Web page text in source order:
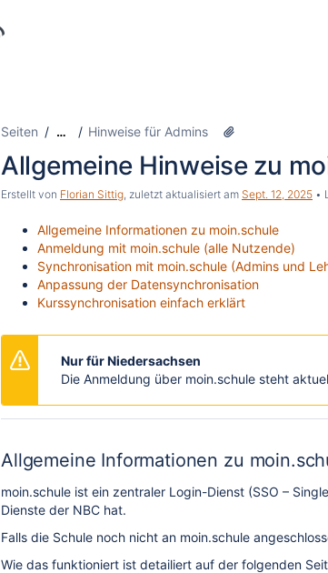
Seiten … Hinweise für Admins
Allgemeine Hinweise zu
Erstellt von Florian Sittig, zuletzt aktualisiert am Sept. 12, 2025
Allgemeine Informationen zu moin.schule
Anmeldung mit moin.schule (alle Nutzende)
Synchronisation mit moin.schule (Admins und
Anpassung der Datensynchronisation
Kurssynchronisation einfach erklärt
Nur für Niedersachsen
Die Anmeldung über moin.schule steht
Allgemeine Informationen zu
moin.schule ist ein zentraler Login-Dienst (SSO –
Dienste der NBC hat.
Falls die Schule noch nicht an moin.schule
Wie das funktioniert ist detailiert auf der folgenden